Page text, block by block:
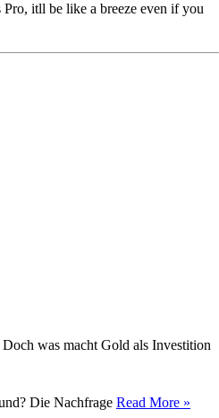
itll be like a breeze even if you
was macht Gold als Investition
Die Nachfrage Read More »